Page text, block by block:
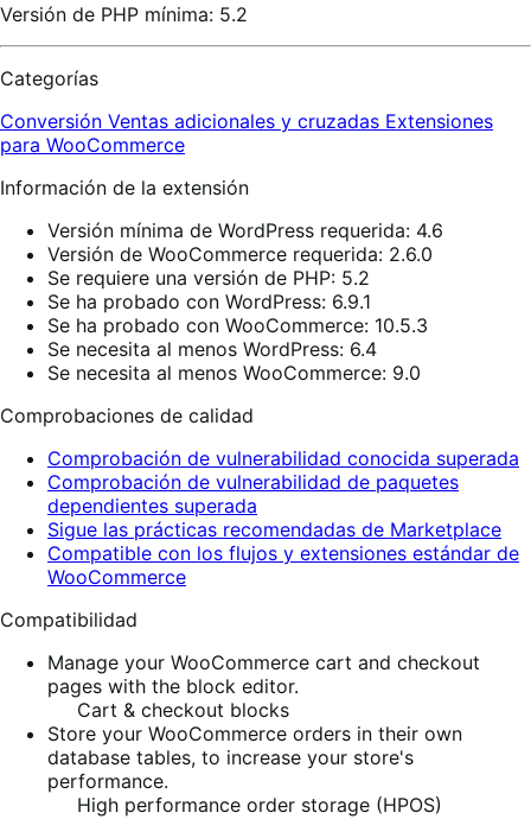
Versión de PHP mínima: 5.2
Categorías
Conversión Ventas adicionales y cruzadas Extensiones
para WooCommerce
Información de la extensión
Versión mínima de WordPress requerida: 4.6
Versión de WooCommerce requerida: 2.6.0
Se requiere una versión de PHP: 5.2
Se ha probado con WordPress: 6.9.1
Se ha probado con WooCommerce: 10.5.3
Se necesita al menos WordPress: 6.4
Se necesita al menos WooCommerce: 9.0
Comprobaciones de calidad
Comprobación de vulnerabilidad conocida superada
Comprobación de vulnerabilidad de paquetes
dependientes superada
Sigue las prácticas recomendadas de Marketplace
Compatible con los flujos y extensiones estándar de
WooCommerce
Compatibilidad
Manage your WooCommerce cart and checkout
pages with the block editor.
Cart & checkout blocks
Store your WooCommerce orders in their own
database tables, to increase your store's
performance.
High performance order storage (HPOS)